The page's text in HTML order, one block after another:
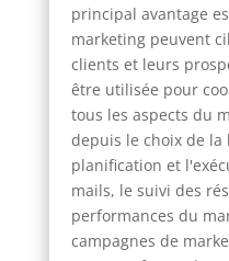
principal avantage
marketing peuvent
clients et leurs
être utilisée pour
tous les aspects du
depuis le choix de
planification et
mails, le suivi des
performances du
campagnes de